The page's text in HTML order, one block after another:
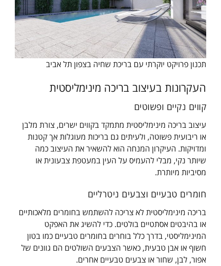
תכנון פרויקט יוקרתי עם בריכת שחיה בצפון תל אביב
העקרונות בעיצוב בריכה מינימליסטית
קווים נקיים ופשוטים
עיצוב בריכה מינימליסטית מתמקד בקווים ישרים, צורת מלבן
או ריבועית פשוטה, ולעיתים גם בריכות מעוגלות אך קטנות
ומדויקות. העיקרון המנחה הוא להשאיר את העיצוב כמה
שיותר נקי, מבלי להעמיס על העין במעטפת צבעונית או
מסיביות מיותרת.
חומרים טבעיים וצבעים ניטרליים
בריכה מינימליסטית לא צריכה להשתמש בחומרים מלאכותיים
או בהיבטים אסתטיים בולטים. כדי להשיג את האפקט
המינימליסטי, בדרך כלל בוחרים בחומרים טבעיים כמו בטון
חשוף או אבן טבעית, כאשר הצבעים השולטים הם גוונים של
אפור, לבן, שחור או צבעים טבעיים אחרים.